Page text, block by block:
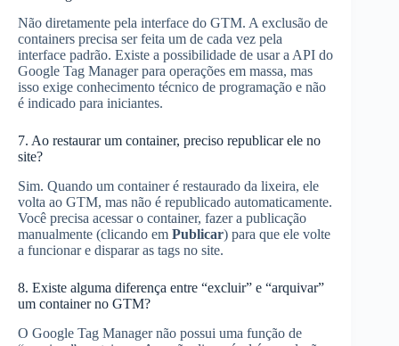
Não diretamente pela interface do GTM. A exclusão de
containers precisa ser feita um de cada vez pela
interface padrão. Existe a possibilidade de usar a API do
Google Tag Manager para operações em massa, mas
isso exige conhecimento técnico de programação e não
é indicado para iniciantes.
7. Ao restaurar um container, preciso republicar ele no
site?
Sim. Quando um container é restaurado da lixeira, ele
volta ao GTM, mas não é republicado automaticamente.
Você precisa acessar o container, fazer a publicação
manualmente (clicando em Publicar) para que ele volte
a funcionar e disparar as tags no site.
8. Existe alguma diferença entre “excluir” e “arquivar”
um container no GTM?
O Google Tag Manager não possui uma função de